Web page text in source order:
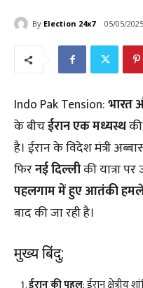
By Election 24x7 05/05/2025
Indo Pak Tension:भारत
के बीचईरान एक मध्यस्थ
है। ईरान के विदेश मंत्री
फिरनई दिल्लीकी यात्रा
पहलगाम में हुए आतंकी
बाद की जा रही है।
मुख्य बिंदु: